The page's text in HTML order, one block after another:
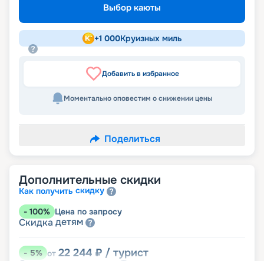
Выбор каюты
+1 000Круизных миль
Добавить в избранное
Моментально оповестим о снижении цены
Поделиться
Дополнительные скидки
Как получить скидку
- 100% Цена по запросу
Скидка детям
-5% от 22 244 ₽ / турист